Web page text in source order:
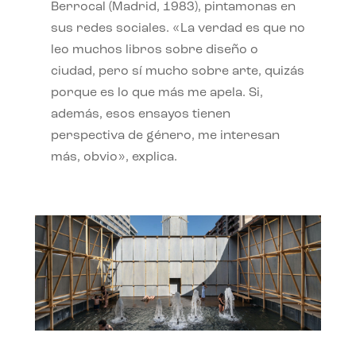
Berrocal (Madrid, 1983), pintamonas en
sus redes sociales. «La verdad es que no
leo muchos libros sobre diseño o
ciudad, pero sí mucho sobre arte, quizás
porque es lo que más me apela. Si,
además, esos ensayos tienen
perspectiva de género, me interesan
más, obvio», explica.